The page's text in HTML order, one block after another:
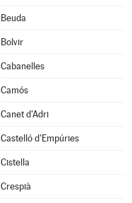
Beuda
Bolvir
Cabanelles
Camós
Canet d'Adri
Castelló d'Empúries
Cistella
Crespià